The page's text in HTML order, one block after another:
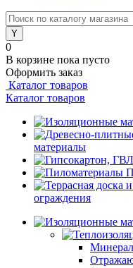
0
В корзине пока пусто
Оформить заказ
Каталог товаров
Каталог товаров
материалы
ограждения